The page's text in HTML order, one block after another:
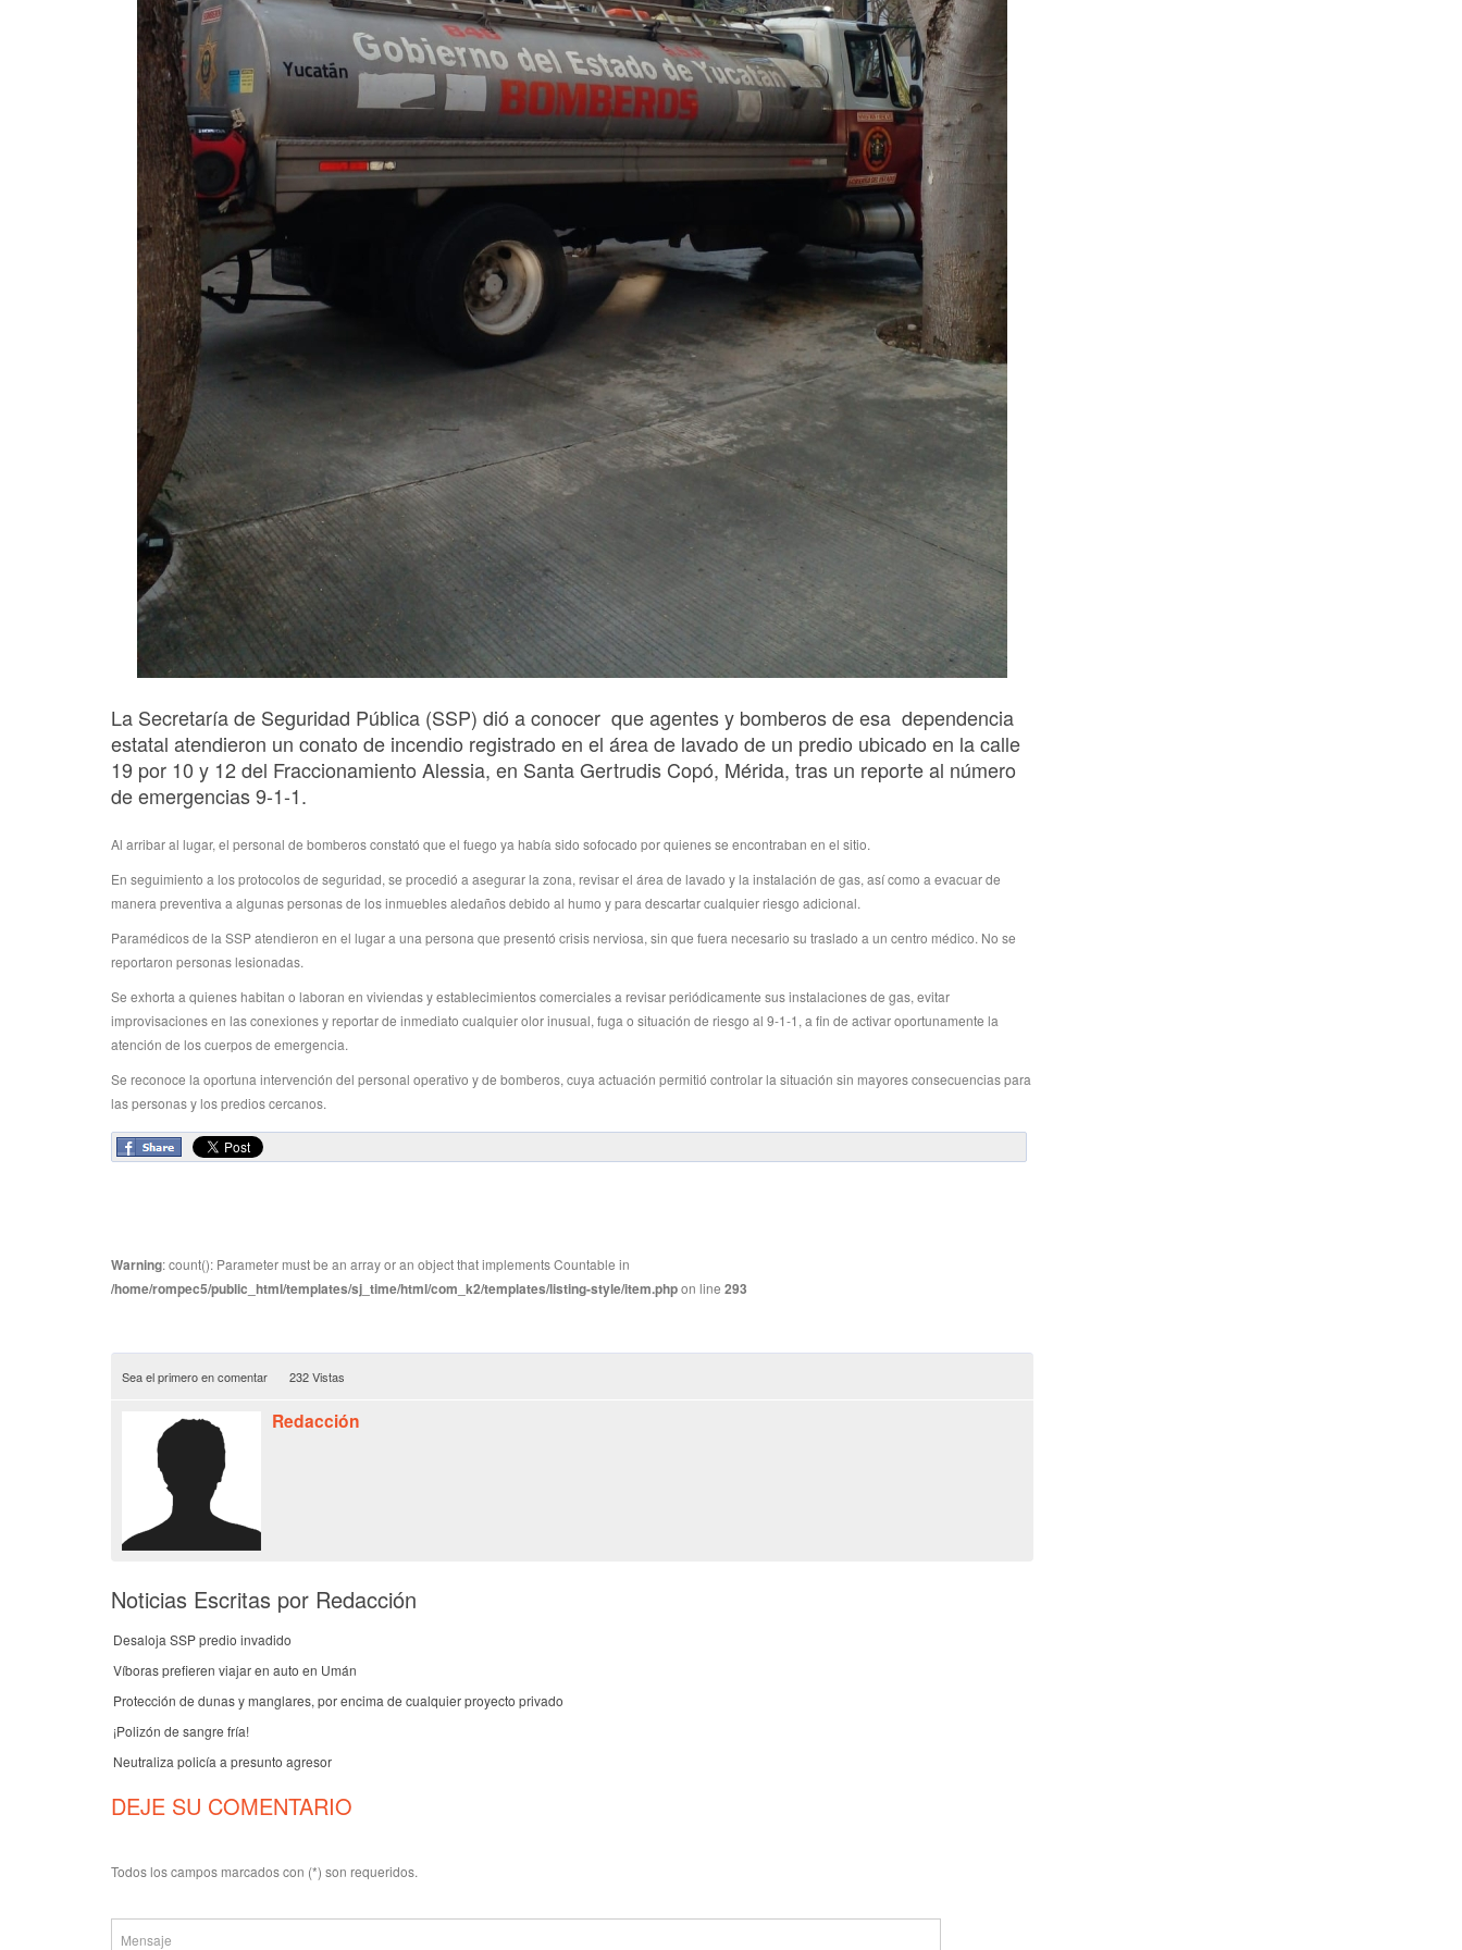
La Secretaría de Seguridad Pública (SSP) dió a conocer que agentes y bomberos de esa dependencia
estatal atendieron un conato de incendio registrado en el área de lavado de un predio ubicado en la calle
19 por 10 y 12 del Fraccionamiento Alessia, en Santa Gertrudis Copó, Mérida, tras un reporte al número
de emergencias 9-1-1.
Al arribar al lugar, el personal de bomberos constató que el fuego ya había sido sofocado por quienes se encontraban en el sitio.
En seguimiento a los protocolos de seguridad, se procedió a asegurar la zona, revisar el área de lavado y la instalación de gas, así como a evacuar de
manera preventiva a algunas personas de los inmuebles aledaños debido al humo y para descartar cualquier riesgo adicional.
Paramédicos de la SSP atendieron en el lugar a una persona que presentó crisis nerviosa, sin que fuera necesario su traslado a un centro médico. No se
reportaron personas lesionadas.
Se exhorta a quienes habitan o laboran en viviendas y establecimientos comerciales a revisar periódicamente sus instalaciones de gas, evitar
improvisaciones en las conexiones y reportar de inmediato cualquier olor inusual, fuga o situación de riesgo al 9-1-1, a fin de activar oportunamente la
atención de los cuerpos de emergencia.
Se reconoce la oportuna intervención del personal operativo y de bomberos, cuya actuación permitió controlar la situación sin mayores consecuencias para
las personas y los predios cercanos.
Warning: count(): Parameter must be an array or an object that implements Countable in
/home/rompec5/public_html/templates/sj_time/html/com_k2/templates/listing-style/item.phpon line 293
Sea el primero en comentar 232 Vistas
Redacción
Noticias Escritas por Redacción
Desaloja SSP predio invadido
Víboras prefieren viajar en auto en Umán
Protección de dunas y manglares, por encima de cualquier proyecto privado
¡Polizón de sangre fría!
Neutraliza policía a presunto agresor
DEJE SU COMENTARIO
Todos los campos marcados con (*) son requeridos.